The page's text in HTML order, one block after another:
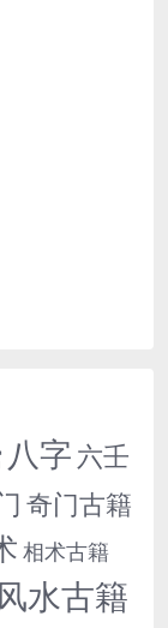
八字 六壬
奇门古籍
相术古籍
水古籍